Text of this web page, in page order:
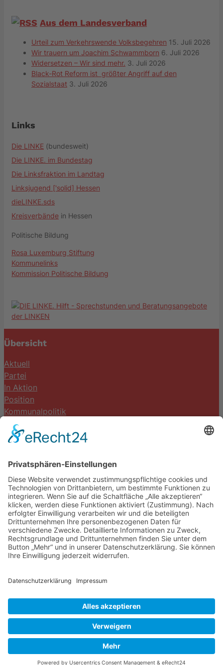
Aus dem Landesverband
Urteil zum Verkehrswende Volksbegehren 15. Juli 2026
Wir trauern um Joachim Schwammborn 6. Juli 2026
Widersetzen – Wir sind mehr. 3. Juli 2026
Black-Rot Reform ist größter Angriff auf den
Sozialstaat 3. Juli 2026
Links
Die LINKE (bundesweit)
Die LINKE. im Bundestag
Die Linksfraktion im Landtag
Linksjugend ['solid] Hessen
dieLINKE.sds
Kreisverbände in Hessen
Politische Bildung
Rosa Luxemburg Stiftung
Kommunelinks
Kommission Politische Bildung
Übersicht
Aktuell
Partei
In Aktion
Position
Kommunalpolitik
Termine
DIE LINKE. Schwalm-Eder
Steingasse 5
34613 Schwalmstadt
Tel.06691 8077899
info@die-linke-schwalm-eder.de
Gesetzliches
Impressum
Cookie-Einstellungen
© 2026 DIE LINKE. Schwalm-Eder
GeneratePress